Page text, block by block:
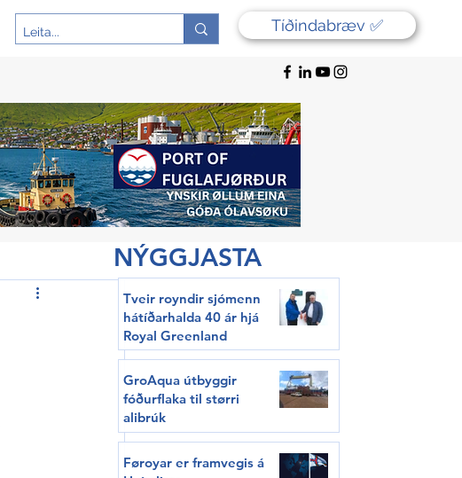
Tíðindabræv ✅
NÝGGJASTA
Tveir royndir sjómenn
hátíðarhalda 40 ár hjá
Royal Greenland
GroAqua útbyggir
fóðurflaka til størri
alibrúk
Føroyar er framvegis á